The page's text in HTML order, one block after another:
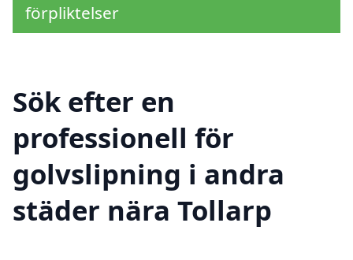
förpliktelser
Sök efter en
professionell för
golvslipning i andra
städer nära Tollarp